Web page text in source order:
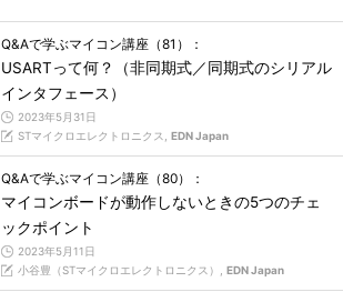
Q&Aで学ぶマイコン講座（81）：
USARTって何？（非同期式／同期式のシリアル
インタフェース）
2023年5月31日
STマイクロエレクトロニクス, EDN Japan
Q&Aで学ぶマイコン講座（80）：
マイコンボードが動作しないときの5つのチェ
ックポイント
2023年5月11日
小谷豊（STマイクロエレクトロニクス）, EDN Japan